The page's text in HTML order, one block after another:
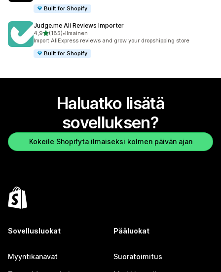
Built for Shopify
Judge.me Ali Reviews Importer
4,9/ 5 tähteä
(185)
185 arvostelua yhteensä
•Ilmainen
Import AliExpress reviews and grow your dropshipping store
Built for Shopify
Haluatko lisätä
sovelluksen?
Kokeile Shopifyta ilmaiseksi kolmen päivän ajan
Sovellusluokat
Myyntikanavat
Pääluokat
Suoratoimitus